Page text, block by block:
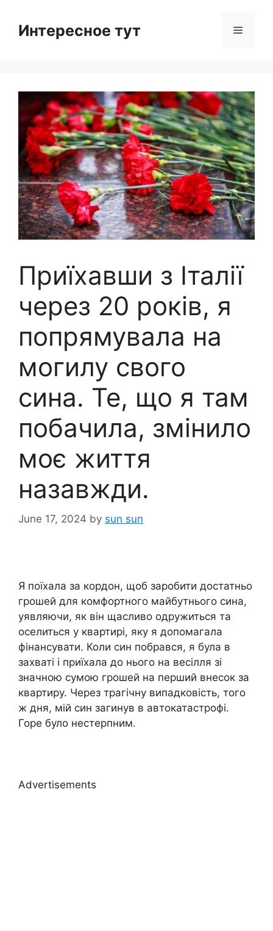
contentИнтересное тут Menu
Приїхавши з Італії
через 20 років, я
попрямувала на
могилу свого
сина. Те, що я там
побачила, змінило
моє життя
назавжди.
June 17, 2024 by sun sun
Я поїхала за кордон, щоб заробити достатньо
грошей для комфортного майбутнього сина,
уявляючи, як він щасливо одружиться та
оселиться у квартирі, яку я допомагала
фінансувати. Коли син побрався, я була в
захваті і приїхала до нього на весілля зі
значною сумою грошей на перший внесок за
квартиру. Через трагічну випадковість, того
ж дня, мій син загинув в автокатастрофі.
Горе було нестерпним.
Advertisements